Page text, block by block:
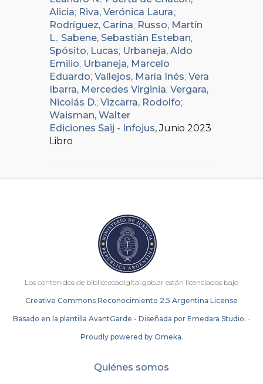
Alicia; Riva, Verónica Laura,;
Rodríguez, Carina; Russo, Martín
L.; Sabene, Sebastián Esteban;
Spósito, Lucas; Urbaneja, Aldo
Emilio; Urbaneja, Marcelo
Eduardo; Vallejos, María Inés; Vera
Ibarra, Mercedes Virginia; Vergara,
Nicolás D.; Vizcarra, Rodolfo;
Waisman, Walter
Ediciones Saij - Infojus, Junio 2023
Libro
Los contenidos de bibliotecadigital.gob.ar están licenciados bajo
Creative Commons Reconocimiento 2.5 Argentina License
Basado en la plantilla AvantGarde - Diseñada por Emedara Studio. -
Proudly powered by Omeka.
Quiénes somos